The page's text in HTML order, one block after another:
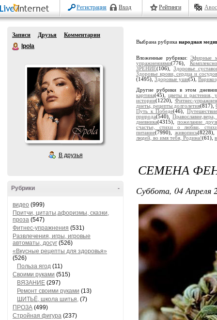
Регистрация Вход Рейтинги
Записи Друзья
Комментарии
Ipola
В друзья
-
Рубрики
видео (999)
Притчи, цитаты,афоризмы, сказки,
проза (547)
Фитнес-упражнения (531)
Развлечения, игры, игровые
автоматы, досуг (526)
«Вкусные рецепты для здоровья»
(526)
Польза ягод (11)
Своими руками (515)
ВЯЗАНИЕ (297)
Ремонт своими руками (13)
ШИТЬЁ, школа шитья, (7)
ПРОЗА (499)
Стройная фигура (237)
Выбрана рубрика народная
Вложенные рубрики:Эфирные
упражнениями(776),
ЗРЕНИЕ(106), Здоровье
Здоровье крови, сердца и сосудов
(1495), Здоровые уши(5),
Другие рубрики в этом
картина(45),цветы и растения,
истории(1220), Фитнес-
диеты, рецепты долголетия(817),
Путь к Победе(46),
природа(540),
дневника(4315),пожелание
счастье, стихи о любви,
питание(7990), живопись(8228),
людей, во имя тебя, Родина!(61),
СЕМЕНА
Суббота, 04 Апреля